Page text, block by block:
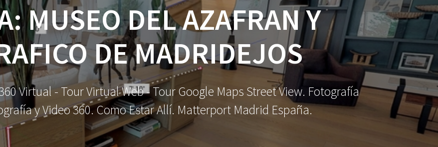
MUSEO DEL AZAFRAN Y
DE MADRIDEJOS
Virtual - Tour Virtual Web - Tour Google Maps Street View. Fotografía
y Video 360. Como Estar Allí. Matterport Madrid España.